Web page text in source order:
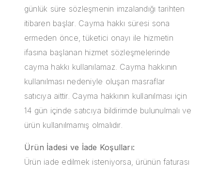
günlük süre sözleşmenin imzalandığı tarihten
itibaren başlar. Cayma hakkı süresi sona
ermeden önce, tüketici onayı ile hizmetin
ifasına başlanan hizmet sözleşmelerinde
cayma hakkı kullanılamaz. Cayma hakkının
kullanılması nedeniyle oluşan masraflar
satıcıya aittir. Cayma hakkının kullanılması için
14 gün içinde satıcıya bildirimde bulunulmalı ve
ürün kullanılmamış olmalıdır.
Ürün İadesi ve İade Koşulları:
Ürün iade edilmek isteniyorsa, ürünün faturası